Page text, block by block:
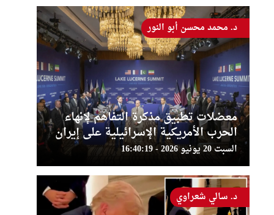
معضلات تطبيق مذكرة التفاهم لإنهاء
الحرب الأمريكية الإسرائيلية على إيران
السبت 20 يونيو 2026 - 16:40:19
د. محمد محسن أبو النور
د. سالي شعراوي